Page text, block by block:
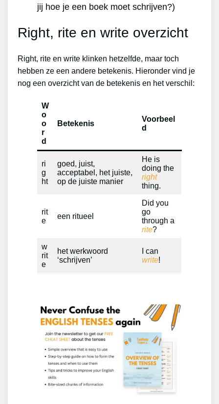
jij hoe je een boek moet schrijven?)
Right, rite en write overzicht
Right, rite en write klinken hetzelfde, maar toch
hebben ze een andere betekenis. Hieronder vind je
nog een overzicht van de betekenis en het verschil:
W
o
o
r
d
Betekenis
Voorbeel
d
ri
g
ht
goed, juist,
acceptabel, het juiste,
op de juiste manier
He is
doing the
right
thing.
rit
e
een ritueel
Did you
go
through a
rite?
w
rit
e
het werkwoord
‘schrijven’
I can
write!